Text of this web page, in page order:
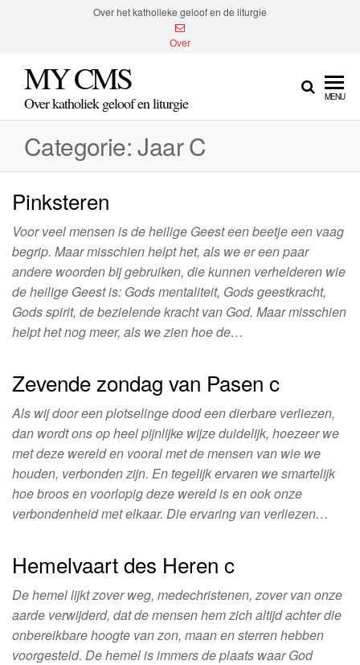
inhoud
Over het katholieke geloof en de liturgie
Over
MY CMS
Over katholiek geloof en liturgie MENU
Categorie:Jaar C
Pinksteren
Voor veel mensen is de heilige Geest een beetje een vaag
begrip. Maar misschien helpt het, als we er een paar
andere woorden bij gebruiken, die kunnen verhelderen wie
de heilige Geest is: Gods mentaliteit, Gods geestkracht,
Gods spirit, de bezielende kracht van God. Maar misschien
helpt het nog meer, als we zien hoe de…
Zevende zondag van Pasen c
Als wij door een plotselinge dood een dierbare verliezen,
dan wordt ons op heel pijnlijke wijze duidelijk, hoezeer we
met deze wereld en vooral met de mensen van wie we
houden, verbonden zijn. En tegelijk ervaren we smartelijk
hoe broos en voorlopig deze wereld is en ook onze
verbondenheid met elkaar. Die ervaring van verliezen…
Hemelvaart des Heren c
De hemel lijkt zover weg, medechristenen, zover van onze
aarde verwijderd, dat de mensen hem zich altijd achter die
onbereikbare hoogte van zon, maan en sterren hebben
voorgesteld. De hemel is immers de plaats waar God